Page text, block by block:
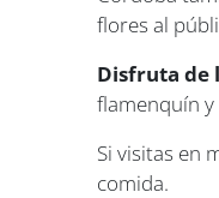
flores al
Disfruta de
flamenquín
Si visitas en
comida.